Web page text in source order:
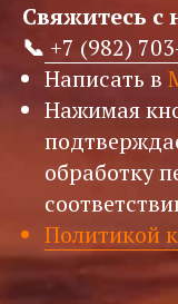
Свяжитесь с
📞 +7 (982)
Написать в
Нажимая
обработку
Политикой